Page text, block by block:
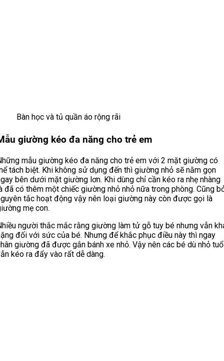
Bàn học và tủ quần áo rộng rãi
giường kéo đa năng cho trẻ em
mẫu giường kéo đa năng cho trẻ em với 2 mặt giường có
tách biệt. Khi không sử dụng đến thì giường nhỏ sẽ nằm gọn
bên dưới mặt giường lơn. Khi dùng chỉ cần kéo ra nhẹ nhàng
đã có thêm một chiếc giường nhỏ nhỏ nữa trong phòng. Cũng
tắc hoạt động vậy nên loại giường này còn được gọi là
mẹ con.
người thắc mắc rằng giường làm tử gỗ tuy bé nhưng vẫn
đối với sức của bé. Nhưng để khắc phục điều này thì ngay
giường đã được gắn bánh xe nhỏ. Vậy nên các bé dù nhỏ
kéo ra đẩy vào rất dễ dàng.